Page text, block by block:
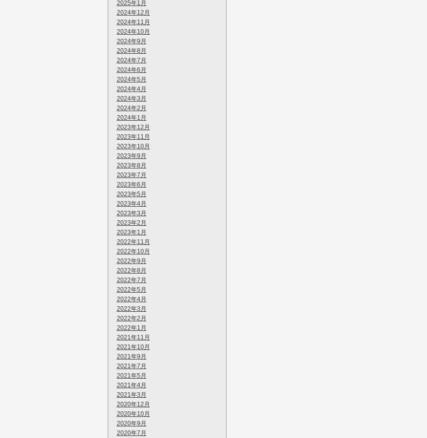
2025年1月
2024年12月
2024年11月
2024年10月
2024年9月
2024年8月
2024年7月
2024年6月
2024年5月
2024年4月
2024年3月
2024年2月
2024年1月
2023年12月
2023年11月
2023年10月
2023年9月
2023年8月
2023年7月
2023年6月
2023年5月
2023年4月
2023年3月
2023年2月
2023年1月
2022年11月
2022年10月
2022年9月
2022年8月
2022年7月
2022年5月
2022年4月
2022年3月
2022年2月
2022年1月
2021年11月
2021年10月
2021年9月
2021年7月
2021年5月
2021年4月
2021年3月
2020年12月
2020年10月
2020年9月
2020年7月